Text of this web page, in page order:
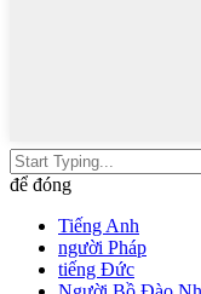
để đóng
Tiếng Anh
người Pháp
tiếng Đức